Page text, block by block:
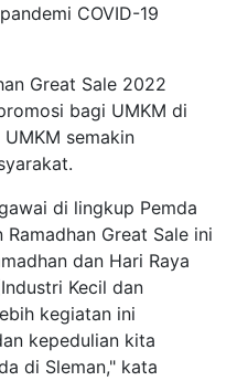
COVID-19
Great Sale 2022
bagi UMKM di
semakin
di lingkup Pemda
Great Sale ini
dan Hari Raya
Kecil dan
kegiatan ini
kepedulian kita
di Sleman," kata